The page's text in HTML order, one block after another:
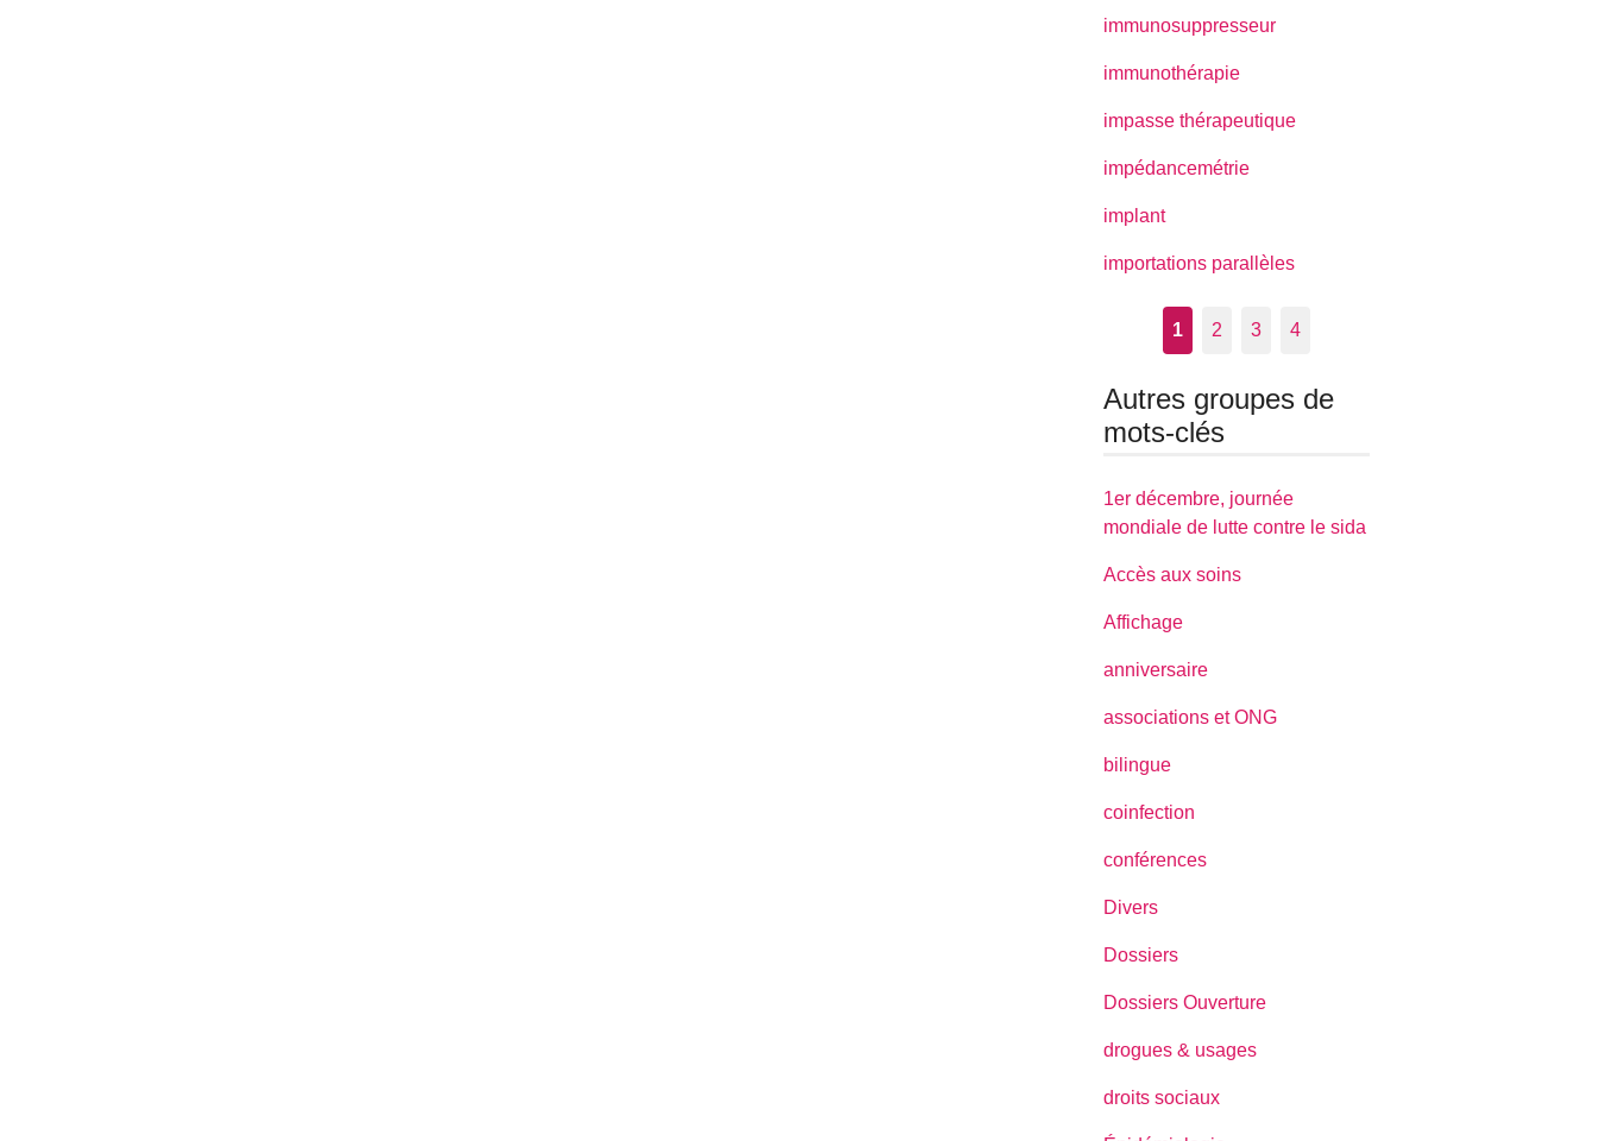
immunosuppresseur
immunothérapie
impasse thérapeutique
impédancemétrie
implant
importations parallèles
1 2 3 4
Autres groupes de
mots-clés
1er décembre, journée
mondiale de lutte contre le sida
Accès aux soins
Affichage
anniversaire
associations et ONG
bilingue
coinfection
conférences
Divers
Dossiers
Dossiers Ouverture
drogues & usages
droits sociaux